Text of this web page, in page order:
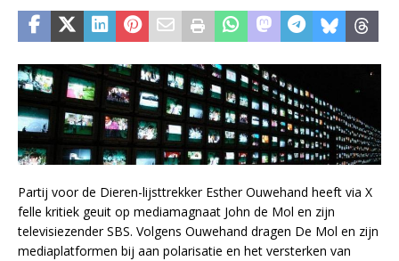
Partij voor de Dieren-lijsttrekker Esther Ouwehand heeft via X
felle kritiek geuit op mediamagnaat John de Mol en zijn
televisiezender SBS. Volgens Ouwehand dragen De Mol en zijn
mediaplatformen bij aan polarisatie en het versterken van